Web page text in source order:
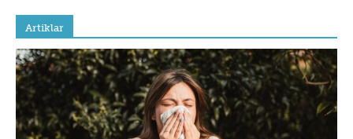
Artiklar